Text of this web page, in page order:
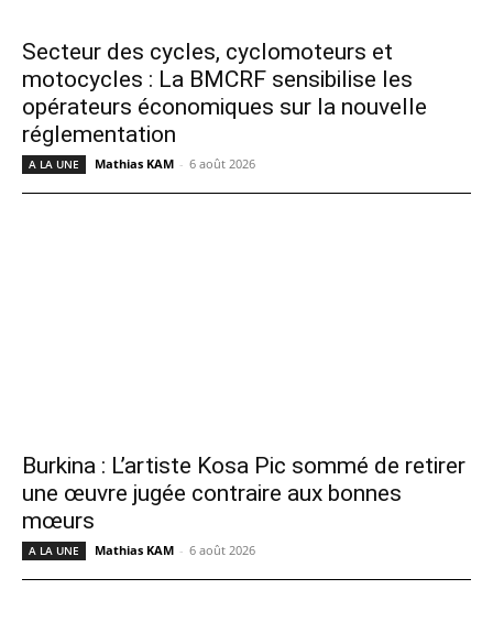
Secteur des cycles, cyclomoteurs et
motocycles : La BMCRF sensibilise les
opérateurs économiques sur la nouvelle
réglementation
A LA UNE Mathias KAM - 6 août 2026
Burkina : L’artiste Kosa Pic sommé de retirer
une œuvre jugée contraire aux bonnes
mœurs
A LA UNE Mathias KAM - 6 août 2026